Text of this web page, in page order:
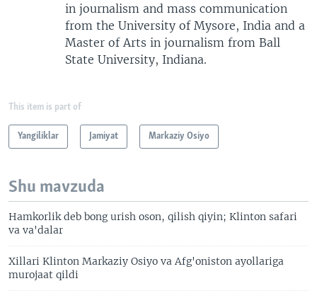
in journalism and mass communication
from the University of Mysore, India and a
Master of Arts in journalism from Ball
State University, Indiana.
This item is part of
Yangiliklar Jamiyat Markaziy Osiyo
Shu mavzuda
Hamkorlik deb bong urish oson, qilish qiyin; Klinton safari
va va'dalar
Xillari Klinton Markaziy Osiyo va Afg'oniston ayollariga
murojaat qildi